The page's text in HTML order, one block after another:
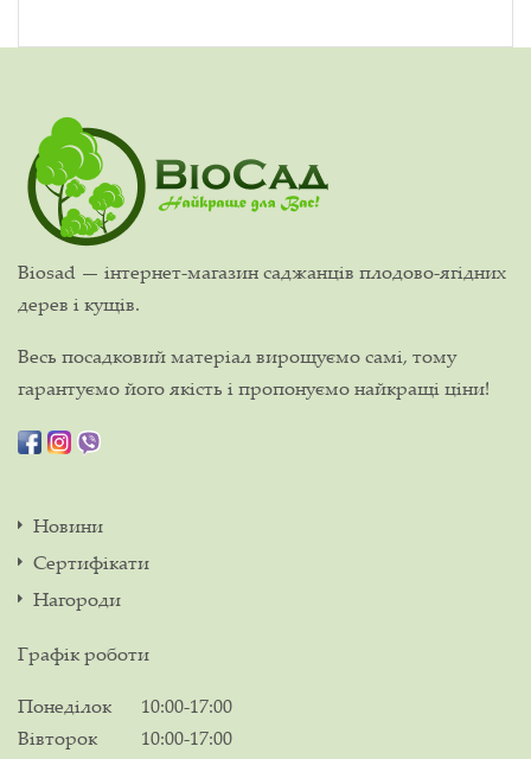
Biosad — інтернет-магазин саджанців плодово-ягідних
дерев і кущів.
Весь посадковий матеріал вирощуємо самі, тому
гарантуємо його якість і пропонуємо найкращі ціни!
Новини
Сертифікати
Нагороди
Графік роботи
Понеділок
10:00-17:00
Вівторок
10:00-17:00